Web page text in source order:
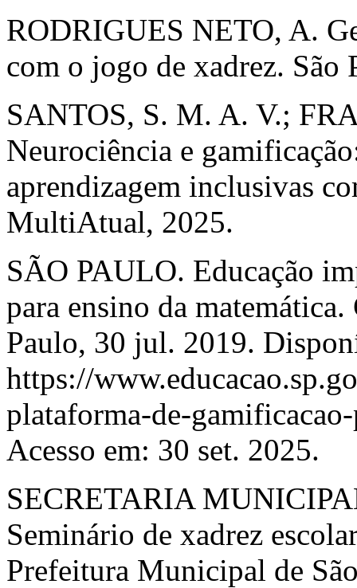
RODRIGUES NETO, A.
com o jogo de xadrez. São
SANTOS, S. M. A. V.;
Neurociência e
aprendizagem inclusivas
MultiAtual, 2025.
SÃO PAULO. Educação
para ensino da
Paulo, 30 jul. 2019.
https://
plataforma-de-
Acesso em: 30 set. 2025.
SECRETARIA
Seminário de xadrez
Prefeitura Municipal de